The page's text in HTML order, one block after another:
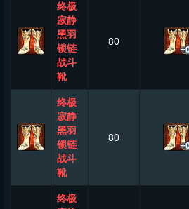
终极
寂静
黑羽
锁链
战斗
靴
80
终极
寂静
黑羽
锁链
战斗
靴
80
终极